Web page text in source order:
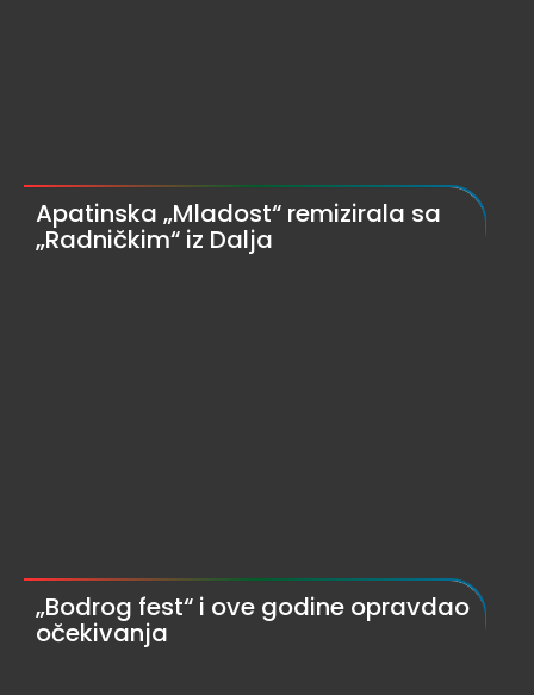
Apatinska „Mladost“ remizirala sa
„Radničkim“ iz Dalja
„Bodrog fest“ i ove godine opravdao
očekivanja